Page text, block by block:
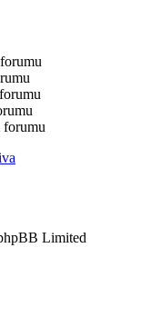
forumu
Limited